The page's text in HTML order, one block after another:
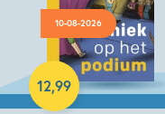
10-08-2026
12,99
Hardcover